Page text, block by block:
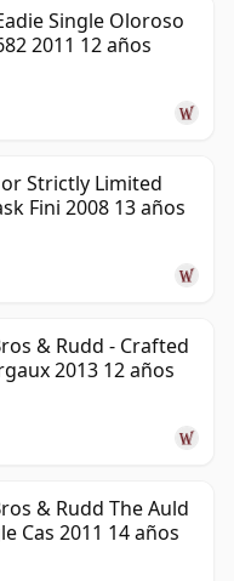
Single Oloroso
2011 12 años
Strictly Limited
Fini 2008 13 años
& Rudd - Crafted
2013 12 años
& Rudd The Auld
Cas 2011 14 años